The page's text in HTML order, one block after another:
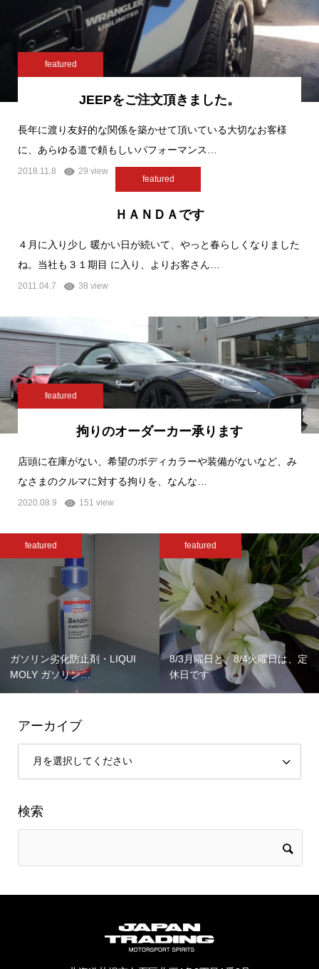
featured
JEEPをご注文頂きました。
長年に渡り友好的な関係を築かせて頂いている大切なお客様
に、あらゆる道で頼もしいパフォーマンス…
2018.11.8 29 view
featured
ＨＡＮＤＡです
４月に入り少し 暖かい日が続いて、やっと春らしくなりました
ね。当社も３１期目 に入り、よりお客さん…
2011.04.7 38 view
featured
拘りのオーダーカー承ります
店頭に在庫がない、希望のボディカラーや装備がないなど、み
なさまのクルマに対する拘りを、なんな…
2020.08.9 151 view
featured
ガソリン劣化防止剤・LIQUI
MOLY ガソリン…
featured
8/3月曜日と、8/4火曜日は、定
休日です
アーカイブ
検索